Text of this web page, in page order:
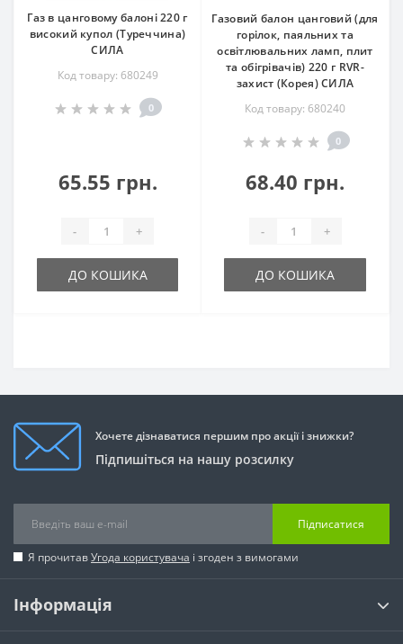
Газ в цанговому балоні 220 г
високий купол (Туреччина)
СИЛА
Код товару: 680249
0
65.55 грн.
- +
ДО КОШИКА
Газовий балон цанговий (для
горілок, паяльних та
освітлювальних ламп, плит
та обігрівачів) 220 г RVR-
захист (Корея) СИЛА
Код товару: 680240
0
68.40 грн.
- +
ДО КОШИКА
Хочете дізнаватися першим про акції і знижки?
Підпишіться на нашу розсилку
Підписатися
Я прочитавУгода користувача і згоден з вимогами
Інформація